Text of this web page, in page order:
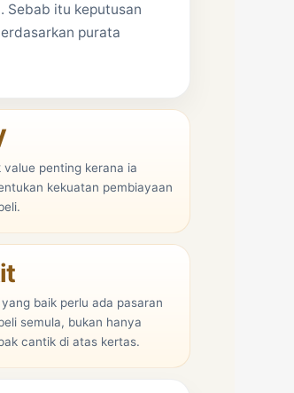
Sebab itu keputusan
purata
value penting kerana ia
kekuatan pembiayaan
baik perlu ada pasaran
semula, bukan hanya
cantik di atas kertas.